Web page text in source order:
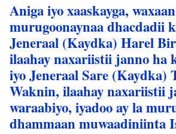
Aniga iyo xaaskayga,
murugoonaynaa dhacdadii
Jeneraal (Kaydka) Harel
ilaahay naxariistii janno ha
iyo Jeneraal Sare (Kaydka)
Waknin, ilaahay naxariistii
waraabiyo, iyadoo ay la
dhammaan muwaadiniinta